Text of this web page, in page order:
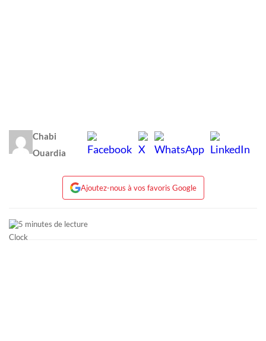
Chabi
Ouardia
Ajoutez-nous à vos favoris Google
5 minutes de lecture